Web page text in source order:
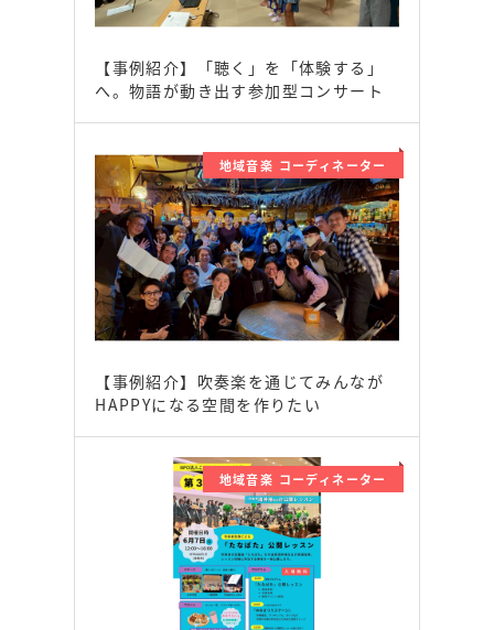
【事例紹介】「聴く」を「体験する」
へ。物語が動き出す参加型コンサート
地域音楽 コーディネーター
【事例紹介】吹奏楽を通じてみんなが
HAPPYになる空間を作りたい
地域音楽 コーディネーター